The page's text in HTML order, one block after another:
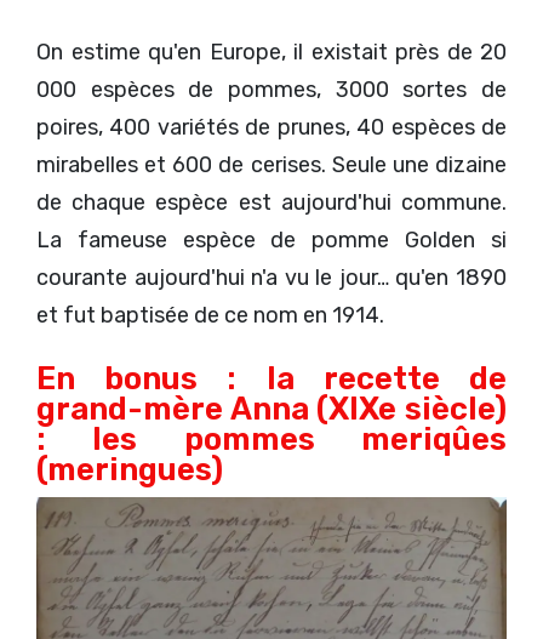
On estime qu'en Europe, il existait près de 20
000 espèces de pommes, 3000 sortes de
poires, 400 variétés de prunes, 40 espèces de
mirabelles et 600 de cerises. Seule une dizaine
de chaque espèce est aujourd'hui commune.
La fameuse espèce de pomme Golden si
courante aujourd'hui n'a vu le jour… qu'en 1890
et fut baptisée de ce nom en 1914.
En bonus : la recette de
grand-mère Anna (XIXe siècle)
: les pommes meriqûes
(meringues)